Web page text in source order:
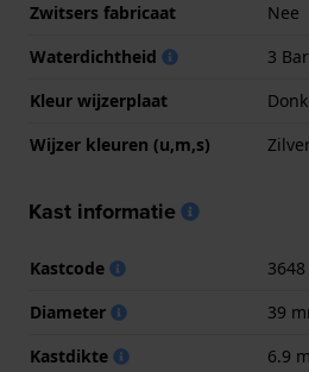
Zwitsers fabricaat
Nee
Waterdichtheid
3
Kleur wijzerplaat
Wijzer kleuren (u,m,s)
Kast informatie
Kastcode
3648
Diameter
39
Kastdikte
6.9